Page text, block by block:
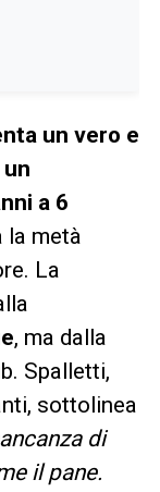
un vero e
a 6
la metà
La
, ma dalla
Spalletti,
sottolinea
di
il pane.